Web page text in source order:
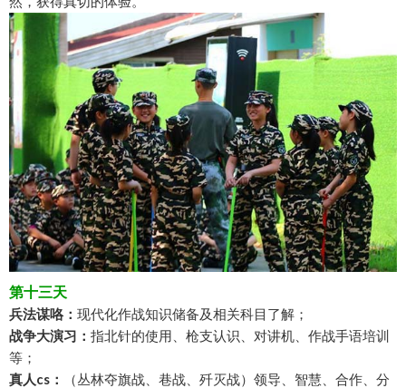
第十三天
兵法谋咯： 现代化作战知识储备及相关科目了解；
战争大演习： 指北针的使用、枪支认识、对讲机、作战手语培训
等；
真人cs：
（丛林夺旗战、巷战、歼灭战）领导、智慧、合作、分